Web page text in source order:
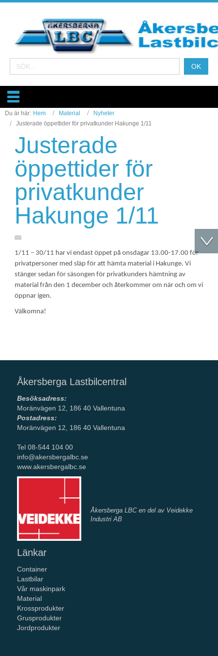
Du är här: Hem Material
Nyheter
Justerade öppettider för privatkunder Hakunge 1/11
Justerade
öppettider för
privatkunder
Hakunge 1/11
1/11 – 30/11 har vi endast öppet på onsdagar 13.00-17.00 för
privatpersoner med släp för att hämta material i Hakunge. Vi
stänger sedan för säsongen för privatkunders hämtning av
material från den 1 december och återkommer om när och om vi
öppnar igen.
Välkomna!
Åkersberga Lastbilcentral
Besöksadress:
Moränvägen 12, 186 40 Vallentuna
Postadress:
Moränvägen 12, 186 40 Vallentuna
Tel 08-544 104 00
info@akersbergalbc.se
www.akersbergalbc.se
Åkersberga LBC en del av Veidekke
Industri AB
Länkar
Container
Lastbilar
Vår maskinpark
Material
Krossprodukter
Grusprodukter
Jordprodukter